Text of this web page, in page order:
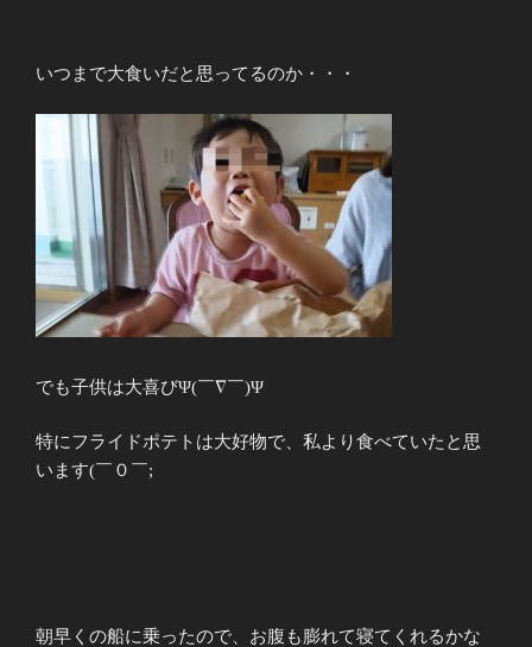
いつまで大食いだと思ってるのか・・・
でも子供は大喜びΨ(￣∇￣)Ψ
特にフライドポテトは大好物で、私より食べていたと思
います(￣０￣;
朝早くの船に乗ったので、お腹も膨れて寝てくれるかな